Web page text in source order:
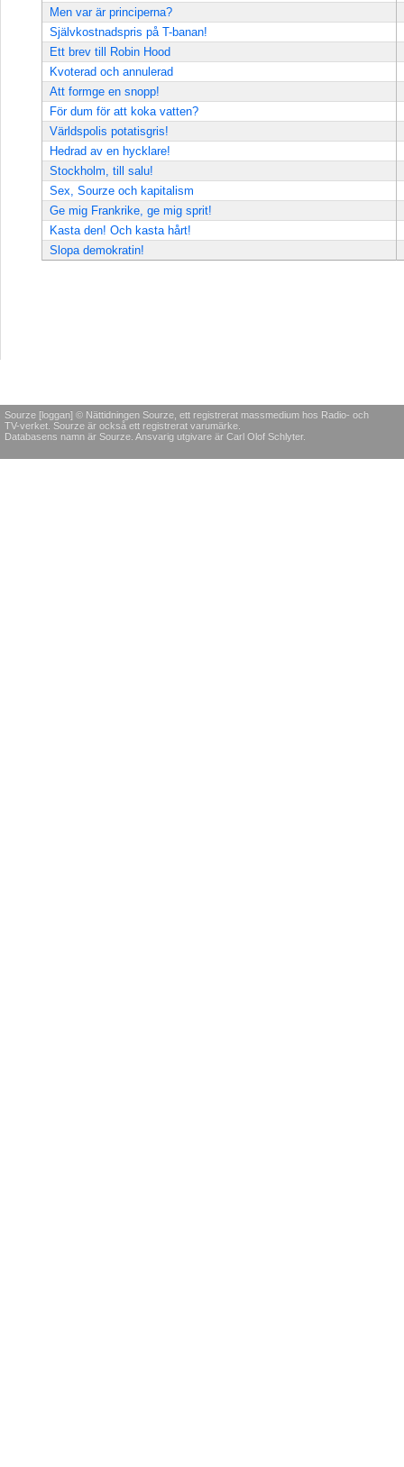
Men var är principerna?
Självkostnadspris på T-banan!
Ett brev till Robin Hood
Kvoterad och annulerad
Att formge en snopp!
För dum för att koka vatten?
Världspolis potatisgris!
Hedrad av en hycklare!
Stockholm, till salu!
Sex, Sourze och kapitalism
Ge mig Frankrike, ge mig sprit!
Kasta den! Och kasta hårt!
Slopa demokratin!
Sourze [loggan] © Nättidningen Sourze, ett registrerat massmedium hos Radio- och
TV-verket. Sourze är också ett registrerat varumärke.
Databasens namn är Sourze. Ansvarig utgivare är Carl Olof Schlyter.